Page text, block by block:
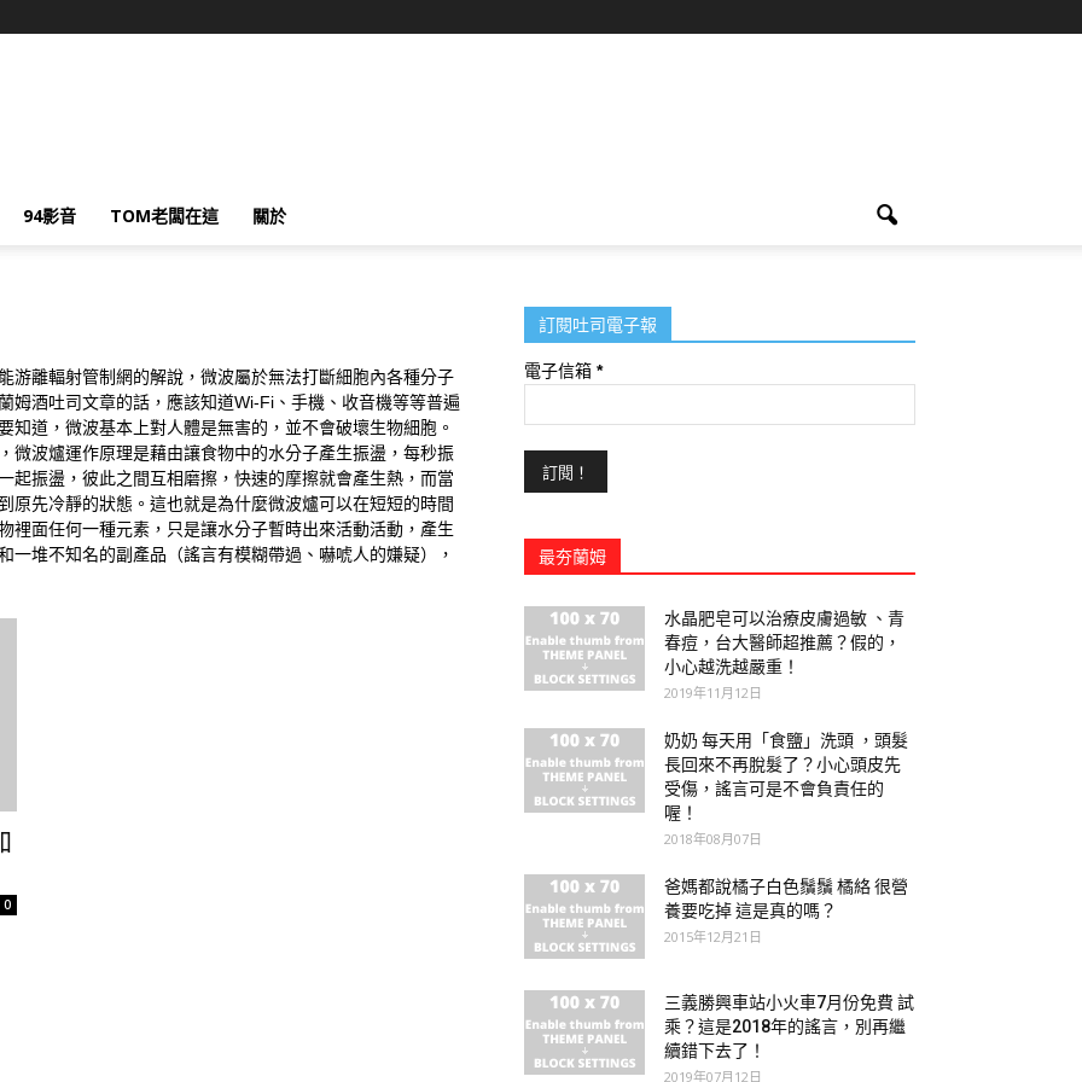
94影音 TOM老闆在這 關於
游離輻射管制網的解說，微波屬於無法打斷細胞內各種分子
姆酒吐司文章的話，應該知道Wi-Fi、手機、收音機等等普遍
道，微波基本上對人體是無害的，並不會破壞生物細胞。
微波爐運作原理是藉由讓食物中的水分子產生振盪，每秒振
起振盪，彼此之間互相磨擦，快速的摩擦就會產生熱，而當
原先冷靜的狀態。這也就是為什麼微波爐可以在短短的時間
裡面任何一種元素，只是讓水分子暫時出來活動活動，產生
堆不知名的副產品（謠言有模糊帶過、嚇唬人的嫌疑），
0
訂閱吐司電子報
電子信箱 *
最夯蘭姆
水晶肥皂可以治療皮膚過敏 、青
春痘，台大醫師超推薦？假的，
小心越洗越嚴重！
2019年11月12日
奶奶 每天用「食鹽」洗頭 ，頭髮
長回來不再脫髮了？小心頭皮先
受傷，謠言可是不會負責任的
喔！
2018年08月07日
爸媽都說橘子白色鬚鬚 橘絡 很營
養要吃掉 這是真的嗎？
2015年12月21日
三義勝興車站小火車7月份免費 試
乘？這是2018年的謠言，別再繼
續錯下去了！
2019年07月12日